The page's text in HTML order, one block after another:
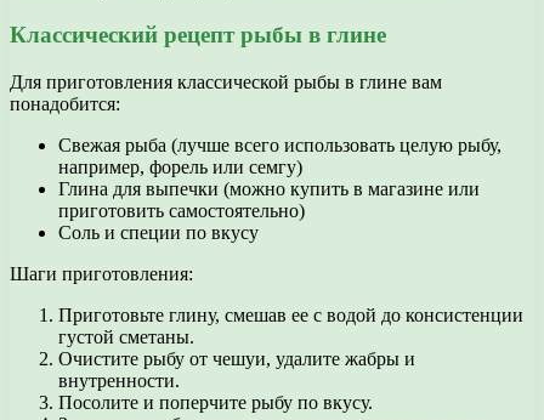
Классический рецепт рыбы в глине
Для приготовления классической рыбы в глине вам
понадобится:
Свежая рыба (лучше всего использовать целую рыбу,
например, форель или семгу)
Глина для выпечки (можно купить в магазине или
приготовить самостоятельно)
Соль и специи по вкусу
Шаги приготовления:
Приготовьте глину, смешав ее с водой до консистенции
густой сметаны.
Очистите рыбу от чешуи, удалите жабры и
внутренности.
Посолите и поперчите рыбу по вкусу.